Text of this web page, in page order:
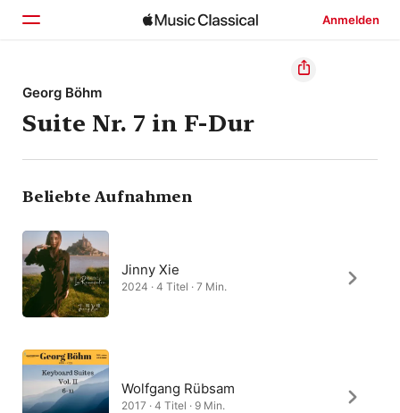
Anmelden
Startseite
Entdecken
Suchen
Georg Böhm
Suite Nr. 7 in F-Dur
Beliebte Aufnahmen
Jinny Xie
2024 · 4 Titel · 7 Min.
Wolfgang Rübsam
2017 · 4 Titel · 9 Min.